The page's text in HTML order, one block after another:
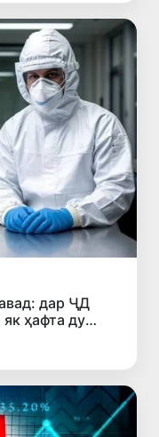
дар ҶД
ҳафта ду
мезанад